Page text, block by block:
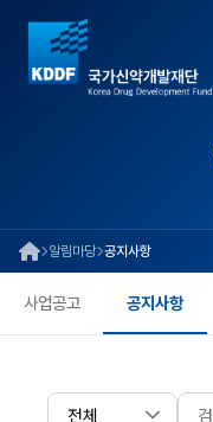
알림마당 공지사항
사업공고 공지사항